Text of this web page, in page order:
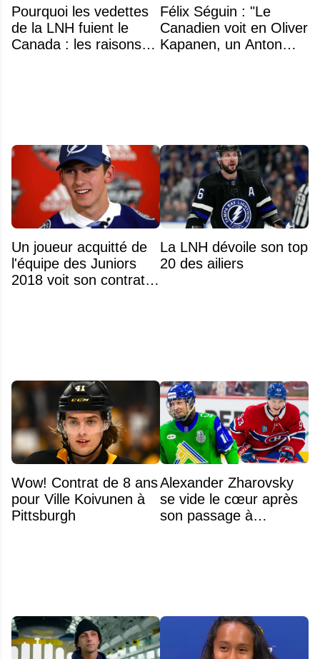
Pourquoi les vedettes
de la LNH fuient le
Canada : les raisons
Félix Séguin : "Le
Canadien voit en Oliver
Kapanen, un Anton
Un joueur acquitté de
l'équipe des Juniors
2018 voit son contrat
La LNH dévoile son top
20 des ailiers
Wow! Contrat de 8 ans
pour Ville Koivunen à
Pittsburgh
Alexander Zharovsky
se vide le cœur après
son passage à